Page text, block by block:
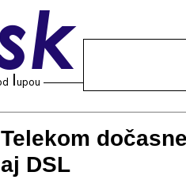
Telekom
aj DSL